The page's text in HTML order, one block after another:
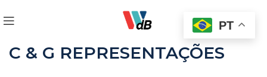
C & G REPRESENTAÇÕES
PT